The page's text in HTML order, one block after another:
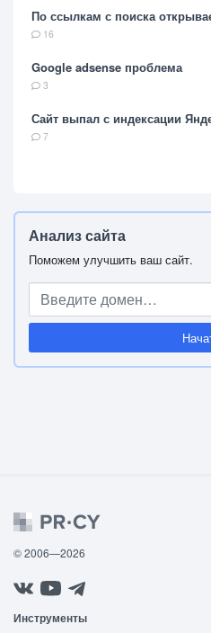
По ссылкам с поиска
16
Google adsense проблема
3
Сайт выпал с индексации
7
Анализ сайта
Поможем улучшить ваш сайт.
© 2006—2026
Инструменты